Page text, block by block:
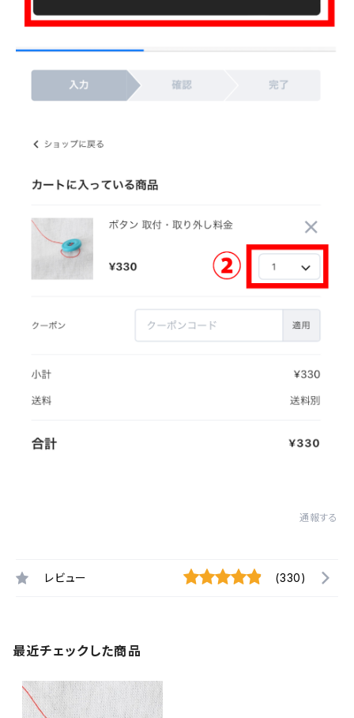
通報する
レビュー (330)
最近チェックした商品